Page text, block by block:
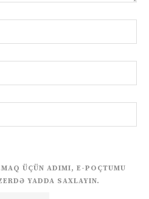
ÜÇÜN ADIMI, E-POÇTUMU
YADDA SAXLAYIN.